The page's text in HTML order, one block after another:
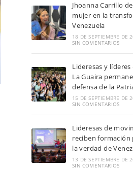
Jhoanna Carrillo
mujer en la
Venezuela
18 DE SEPTIEMBRE DE
SIN COMENTARIOS
Lideresas y
La Guaira
defensa de la
15 DE SEPTIEMBRE DE
SIN COMENTARIOS
Lideresas de
reciben formación
la verdad de
13 DE SEPTIEMBRE DE
SIN COMENTARIOS